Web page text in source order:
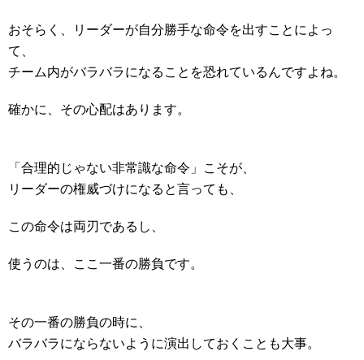
おそらく、リーダーが自分勝手な命令を出すことによっ
て、
チーム内がバラバラになることを恐れているんですよね。
確かに、その心配はあります。
「合理的じゃない非常識な命令」こそが、
リーダーの権威づけになると言っても、
この命令は両刃であるし、
使うのは、ここ一番の勝負です。
その一番の勝負の時に、
バラバラにならないように演出しておくことも大事。